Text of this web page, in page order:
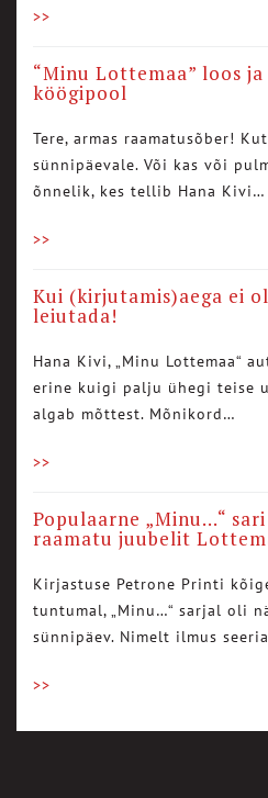
>>
“Minu Lottemaa” loos
köögipool
Tere, armas raamatusõber!
sünnipäevale. Või kas või
õnnelik, kes tellib Hana Kivi…
>>
Kui (kirjutamis)aega ei
leiutada!
Hana Kivi, „Minu Lottemaa“
erine kuigi palju ühegi teise
algab mõttest. Mõnikord…
>>
Populaarne „Minu…“
raamatu juubelit
Kirjastuse Petrone Printi
tuntumal, „Minu…“ sarjal oli
sünnipäev. Nimelt ilmus
>>